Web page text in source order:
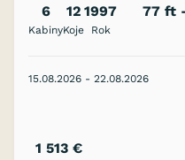
6
Kabiny
12
Koje
1997
Rok
77 ft
Sailing!
15.08.2026 - 22.08.2026
1 513 €